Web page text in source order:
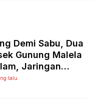
Demi Sabu, Dua
Gunung Malela
Jaringan
lalu